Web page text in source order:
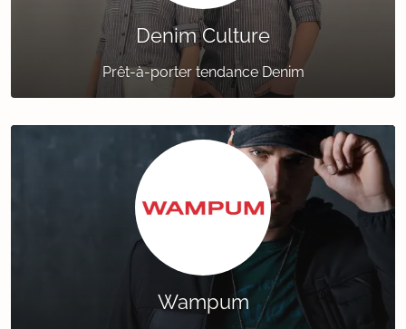
Denim Culture
Prêt-à-porter tendance Denim
Wampum